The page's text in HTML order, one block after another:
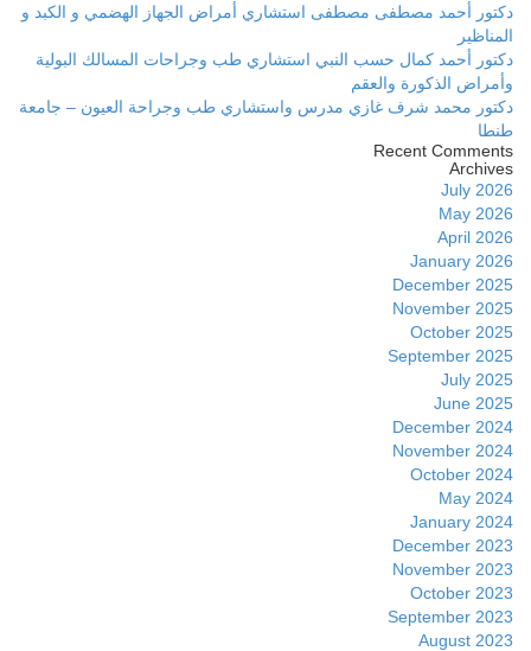
دكتور أحمد مصطفى مصطفى استشاري أمراض الجهاز الهضمي و الكبد و
المناظير
دكتور أحمد كمال حسب النبي استشاري طب وجراحات المسالك البولية
وأمراض الذكورة والعقم
دكتور محمد شرف غازي مدرس واستشاري طب وجراحة العيون – جامعة
طنطا
Recent Comments
Archives
July 2026
May 2026
April 2026
January 2026
December 2025
November 2025
October 2025
September 2025
July 2025
June 2025
December 2024
November 2024
October 2024
May 2024
January 2024
December 2023
November 2023
October 2023
September 2023
August 2023